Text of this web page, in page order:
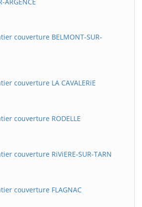
couverture BELMONT-SUR-
couverture LA CAVALERiE
couverture RODELLE
couverture RiViERE-SUR-TARN
couverture FLAGNAC